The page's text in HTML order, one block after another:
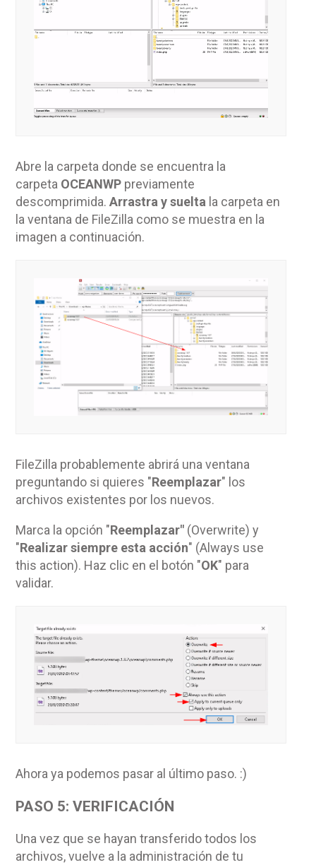
Abre la carpeta donde se encuentra la
carpeta OCEANWP previamente
descomprimida.Arrastra y suelta la carpeta en
la ventana de FileZilla como se muestra en la
imagen a continuación.
FileZilla probablemente abrirá una ventana
preguntando si quieres "Reemplazar" los
archivos existentes por los nuevos.
Marca la opción "Reemplazar" (Overwrite) y
"Realizar siempre esta acción" (Always use
this action). Haz clic en el botón "OK" para
validar.
Ahora ya podemos pasar al último paso. :)
PASO 5:VERIFICACIÓN
Una vez que se hayan transferido todos los
archivos, vuelve a la administración de tu